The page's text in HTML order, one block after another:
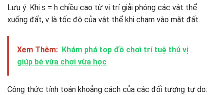
Lưu ý: Khi s = h chiều cao từ vị trí giải phóng các vật thể
xuống đất, v là tốc độ của vật thể khi chạm vào mặt đất.
Xem Thêm: Khám phá top đồ chơi trí tuệ thú vị
giúp bé vừa chơi vừa học
Công thức tính toán khoảng cách của các đối tượng tự do: